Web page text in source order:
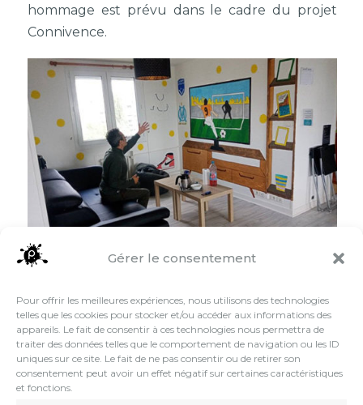
Gérer le consentement
Pour offrir les meilleures expériences, nous utilisons des technologies
telles que les cookies pour stocker et/ou accéder aux informations des
appareils. Le fait de consentir à ces technologies nous permettra de
traiter des données telles que le comportement de navigation ou les ID
uniques sur ce site. Le fait de ne pas consentir ou de retirer son
consentement peut avoir un effet négatif sur certaines caractéristiques
et fonctions.
hommage est prévu dans le cadre du projet
Connivence.